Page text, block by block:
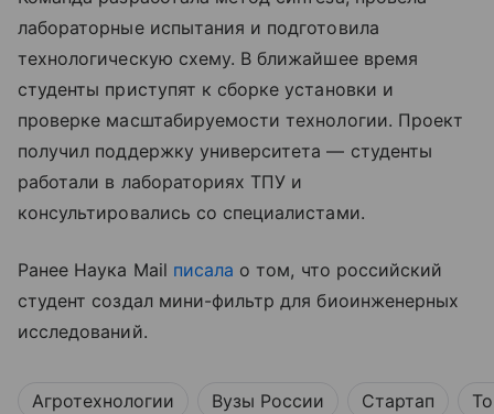
лабораторные испытания и подготовила
технологическую схему. В ближайшее время
студенты приступят к сборке установки и
проверке масштабируемости технологии. Проект
получил поддержку университета — студенты
работали в лабораториях ТПУ и
консультировались со специалистами.
Ранее Наука Mail писала о том, что российский
студент создал мини-фильтр для биоинженерных
исследований.
Агротехнологии Вузы России Стартап